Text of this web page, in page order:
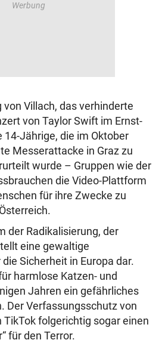
Villach, das verhinderte
von Taylor Swift im Ernst-
14-Jährige, die im Oktober
Messerattacke in Graz zu
wurde – Gruppen wie der
die Video-Plattform
für ihre Zwecke zu
der Radikalisierung, der
eine gewaltige
Sicherheit in Europa dar.
harmlose Katzen- und
Jahren ein gefährliches
Der Verfassungsschutz von
TikTok folgerichtig sogar einen
für den Terror.